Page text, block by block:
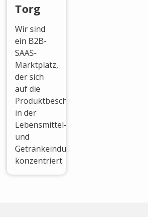
Torg
Wir sind
ein B2B-
SAAS-
Marktplatz,
der sich
auf die
Produktbeschaffung
in der
Lebensmittel-
und
Getränkeindustrie
konzentriert